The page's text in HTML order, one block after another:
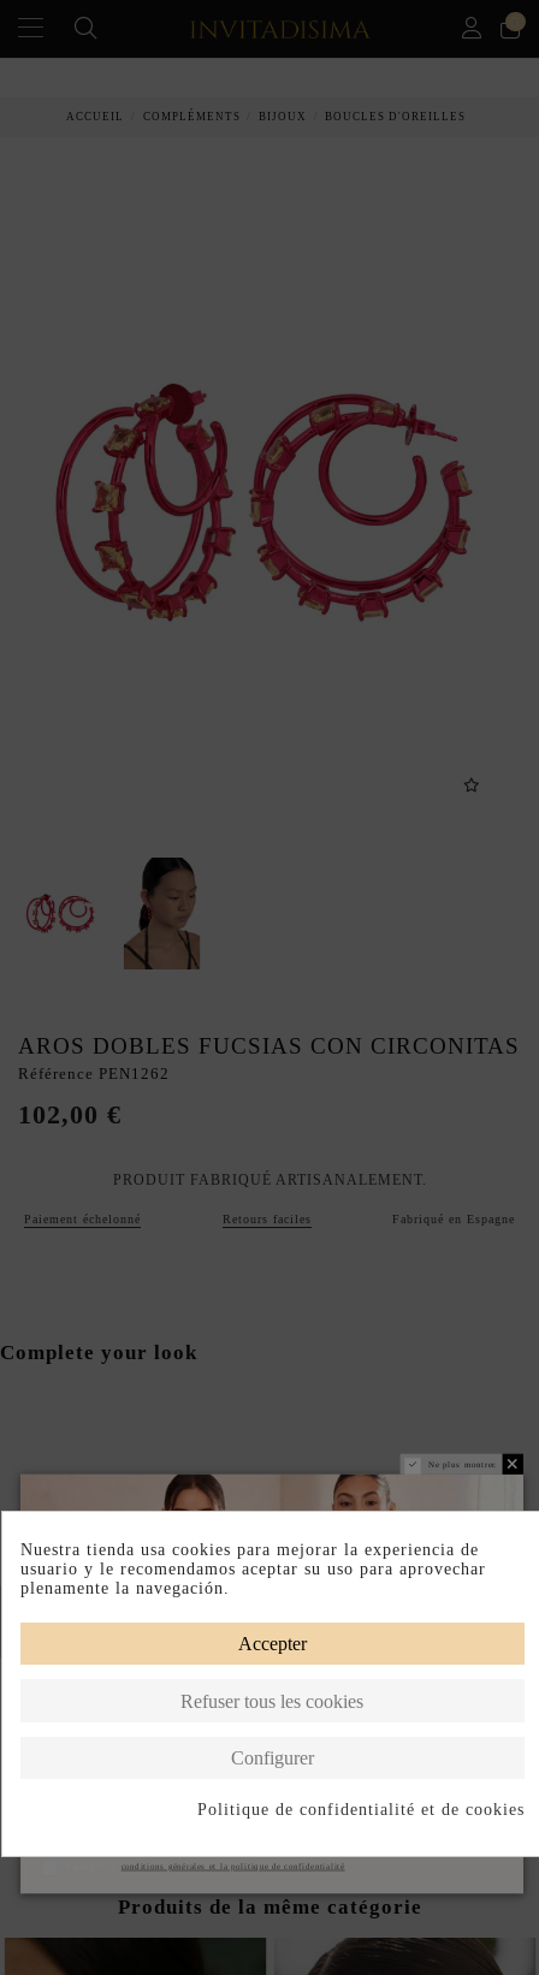
ACCUEIL COMPLÉMENTS BIJOUX BOUCLES D'OREILLES
AROS DOBLES FUCSIAS CON CIRCONITAS
Référence PEN1262
102,00 €
PRODUIT FABRIQUÉ ARTISANALEMENT.
Paiement échelonné Retours faciles Fabriqué en Espagne
Complete your look
AROS DOBLES VERDES
AROS DOBLES AZULES
Produits de la même catégorie
Ne plus montrer.
conditions générales et la politique de confidentialité
Nuestra tienda usa cookies para mejorar la experiencia de
usuario y le recomendamos aceptar su uso para aprovechar
plenamente la navegación.
Accepter
Refuser tous les cookies
Configurer
Politique de confidentialité et de cookies